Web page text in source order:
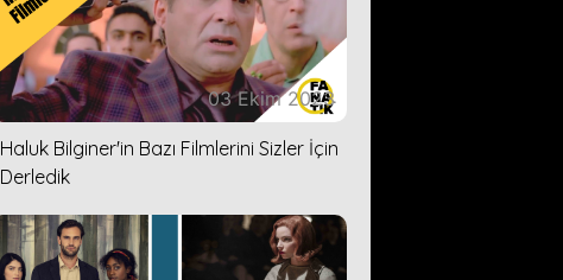
03 Ekim 2023
Haluk Bilginer'in Bazı Filmlerini Sizler İçin
Derledik